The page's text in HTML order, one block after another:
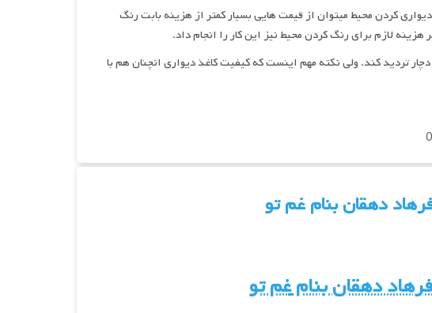
کردن محیط میتوان از قیمت هایی بسیار کمتر از هزینه بابت رنگ
هزینه لازم برای رنگ کردن محیط نیز این کار را انجام داد.
تردید کند. ولی نکته مهم اینست که کیفیت کاغذ دیواری انچنان هم با
0
دهقان بنام غم تو
دهقانبنامغم تو